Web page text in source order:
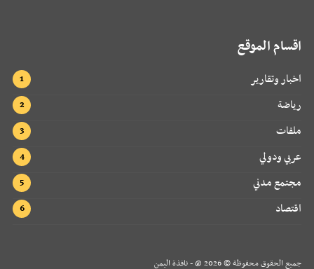
اقسام الموقع
اخبار وتقارير
رياضة
ملفات
عربي ودولي
مجتمع مدني
اقتصاد
جميع الحقوق محفوظة ©2026 @ - نافذة اليمن